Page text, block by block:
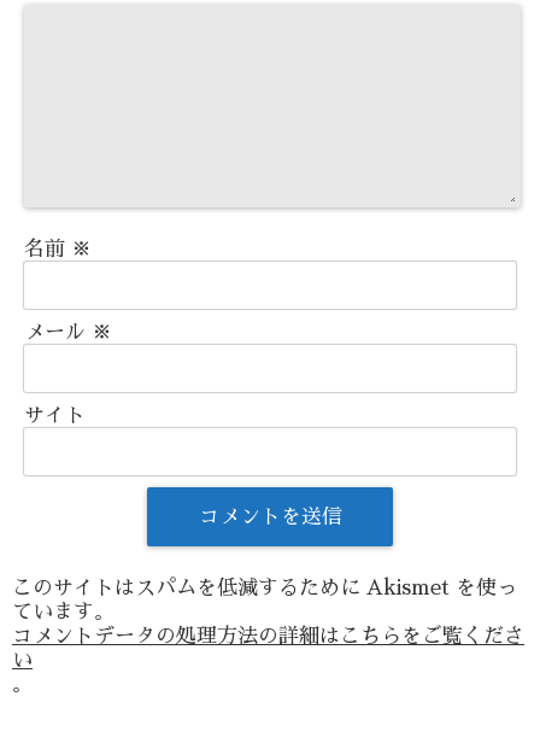
名前 ※
メール ※
サイト
このサイトはスパムを低減するために Akismet を使っ
ています。
コメントデータの処理方法の詳細はこちらをご覧くださ
い
。